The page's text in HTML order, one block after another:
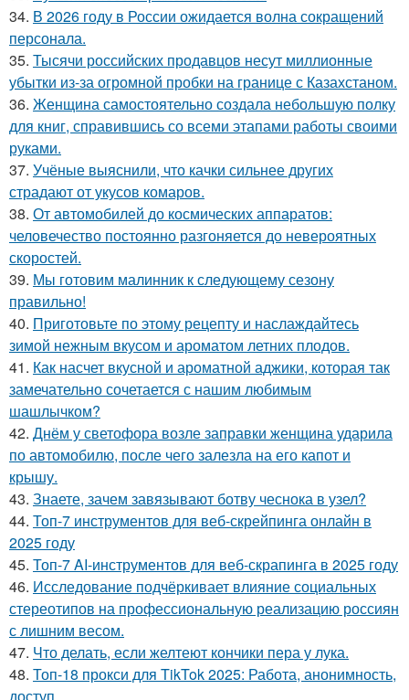
34. В 2026 году в России ожидается волна сокращений
персонала.
35. Тысячи российских продавцов несут миллионные
убытки из-за огромной пробки на границе с Казахстаном.
36. Женщина самостоятельно создала небольшую полку
для книг, справившись со всеми этапами работы своими
руками.
37. Учёные выяснили, что качки сильнее других
страдают от укусов комаров.
38. От автомобилей до космических аппаратов:
человечество постоянно разгоняется до невероятных
скоростей.
39. Мы готовим малинник к следующему сезону
правильно!
40. Приготовьте по этому рецепту и наслаждайтесь
зимой нежным вкусом и ароматом летних плодов.
41. Как насчет вкусной и ароматной аджики, которая так
замечательно сочетается с нашим любимым
шашлычком?
42. Днём у светофора возле заправки женщина ударила
по автомобилю, после чего залезла на его капот и
крышу.
43. Знаете, зачем завязывают ботву чеснока в узел?
44. Топ-7 инструментов для веб-скрейпинга онлайн в
2025 году
45. Топ-7 AI-инструментов для веб-скрапинга в 2025 году
46. Исследование подчёркивает влияние социальных
стереотипов на профессиональную реализацию россиян
с лишним весом.
47. Что делать, если желтеют кончики пера у лука.
48. Топ-18 прокси для TikTok 2025: Работа, анонимность,